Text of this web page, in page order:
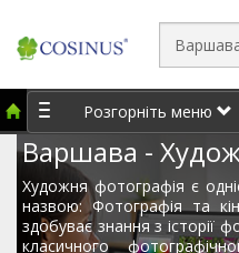
Розгорніть меню
Варшава -
Художня фотографія є
назвою: Фотографія та
здобуває знання з історії
класичного